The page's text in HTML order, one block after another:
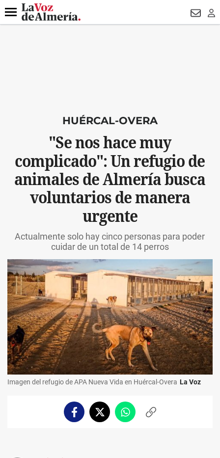
DESTACADO CONDENADOS
Menú
HUÉRCAL-OVERA
"Se nos hace muy
complicado": Un refugio de
animales de Almería busca
voluntarios de manera
urgente
Actualmente solo hay cinco personas para poder
cuidar de un total de 14 perros
Imagen del refugio de APA Nueva Vida en Huércal-Overa La Voz
FacebookTwitterWhatsappCopiar